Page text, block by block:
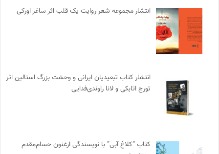
انتشار مجموعه شعر روایت یک قلب اثر ساغر اورکی
انتشار کتاب تبعیدیان ایرانی و وحشت بزرگ استالین اثر
تورج اتابکی و لانا راوندی‌فدایی
کتاب “کلاغ آبی” با نویسندگی ارغنون حسام‌مقدم